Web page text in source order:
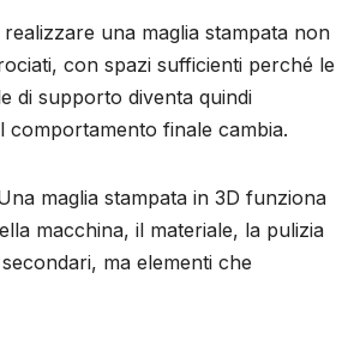
una maglia stampata non
con spazi sufficienti perché le
di supporto diventa quindi
comportamento finale cambia.
maglia stampata in 3D funziona
macchina, il materiale, la pulizia
ma elementi che